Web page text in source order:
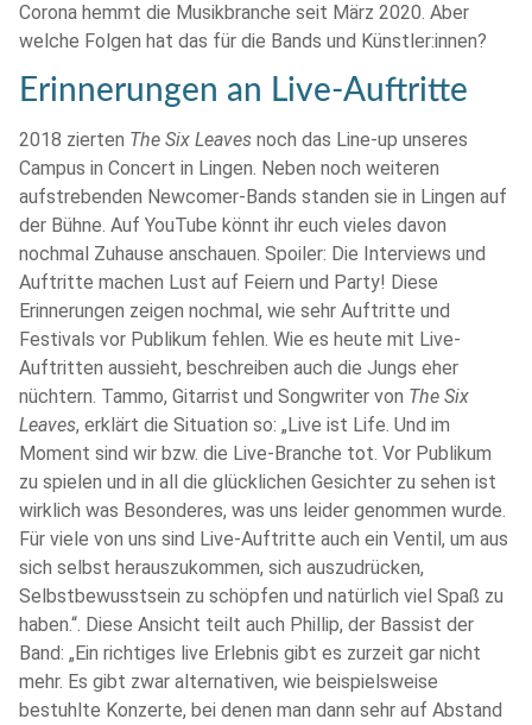
Corona hemmt die Musikbranche seit März 2020. Aber
welche Folgen hat das für die Bands und Künstler:innen?
Erinnerungen an Live-Auftritte
2018 zierten The Six Leaves noch das Line-up unseres
Campus in Concert in Lingen. Neben noch weiteren
aufstrebenden Newcomer-Bands standen sie in Lingen auf
der Bühne. Auf YouTube könnt ihr euch vieles davon
nochmal Zuhause anschauen. Spoiler: Die Interviews und
Auftritte machen Lust auf Feiern und Party! Diese
Erinnerungen zeigen nochmal, wie sehr Auftritte und
Festivals vor Publikum fehlen. Wie es heute mit Live-
Auftritten aussieht, beschreiben auch die Jungs eher
nüchtern. Tammo, Gitarrist und Songwriter von The Six
Leaves, erklärt die Situation so: „Live ist Life. Und im
Moment sind wir bzw. die Live-Branche tot. Vor Publikum
zu spielen und in all die glücklichen Gesichter zu sehen ist
wirklich was Besonderes, was uns leider genommen wurde.
Für viele von uns sind Live-Auftritte auch ein Ventil, um aus
sich selbst herauszukommen, sich auszudrücken,
Selbstbewusstsein zu schöpfen und natürlich viel Spaß zu
haben.“. Diese Ansicht teilt auch Phillip, der Bassist der
Band: „Ein richtiges live Erlebnis gibt es zurzeit gar nicht
mehr. Es gibt zwar alternativen, wie beispielsweise
bestuhlte Konzerte, bei denen man dann sehr auf Abstand